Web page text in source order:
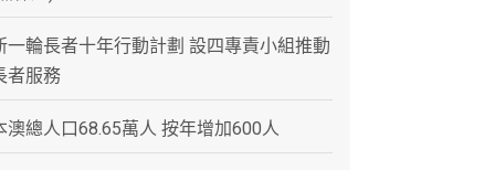
一輪長者十年行動計劃 設四專責小組推動
者服務
澳總人口68.65萬人 按年增加600人